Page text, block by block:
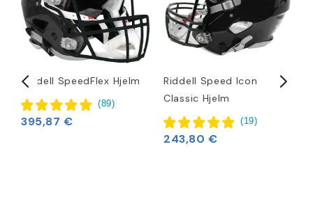
Riddell SpeedFlex Hjelm
(89)
395,87 €
Riddell Speed Icon
Classic Hjelm
(19)
243,80 €